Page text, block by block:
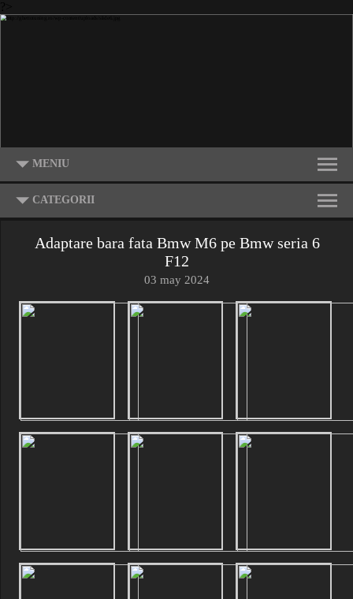
MENIU
CATEGORII
Adaptare bara fata Bmw M6 pe Bmw seria 6
F12